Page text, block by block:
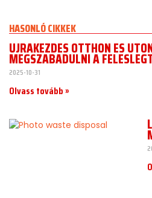
HASONLÓ CIKKEK
ÚJRAKEZDÉS OTTHON ÉS
MEGSZABADULNI A
2025-10-31
Olvass tovább »